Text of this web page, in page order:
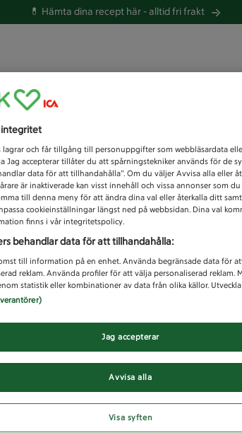
💊 Hämta dina recept här -alltid fri frakt
idag?
Unknown
integritet
lagrar och får tillgång till personuppgifter som webbläsardata
Jag accepterar tillåter du att spårningstekniker används för de
data för att tillhandahålla”. Om du väljer Avvisa alla eller
är inaktiverade kan visst innehåll och vissa annonser som
till denna meny för att ändra dina val eller återkalla ditt
cookieinställningar längst ned på webbsidan. Dina val
finns i vår integritetspolicy.
behandlar data för att tillhandahålla:
till information på en enhet. Använda begränsade data för
reklam. Använda profiler för att välja personaliserad reklam.
statistik eller kombinationer av data från olika källor.
Avvisa alla
Jag accepterar
Visa syften